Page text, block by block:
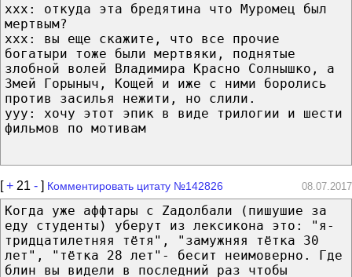
ххх: откуда эта бредятина что Муромец был
мертвым?
ххх: вы еще скажите, что все прочие
богатыри тоже были мертвяки, поднятые
злобной волей Владимира Красно Солнышко, а
Змей Горыныч, Кощей и иже с ними боролись
против засилья нежити, но слили.
ууу: хочу этот эпик в виде трилогии и шести
фильмов по мотивам
[+ 21 - ] Комментировать цитату №142826 08.07.2017
Когда уже аффтары с Zадолбали (пишушие за
еду студенты) уберут из лексикона это: "я-
тридцатилетняя тётя", "замужняя тётка 30
лет", "тётка 28 лет"- бесит неимоверно. Где
блин вы видели в последний раз чтобы